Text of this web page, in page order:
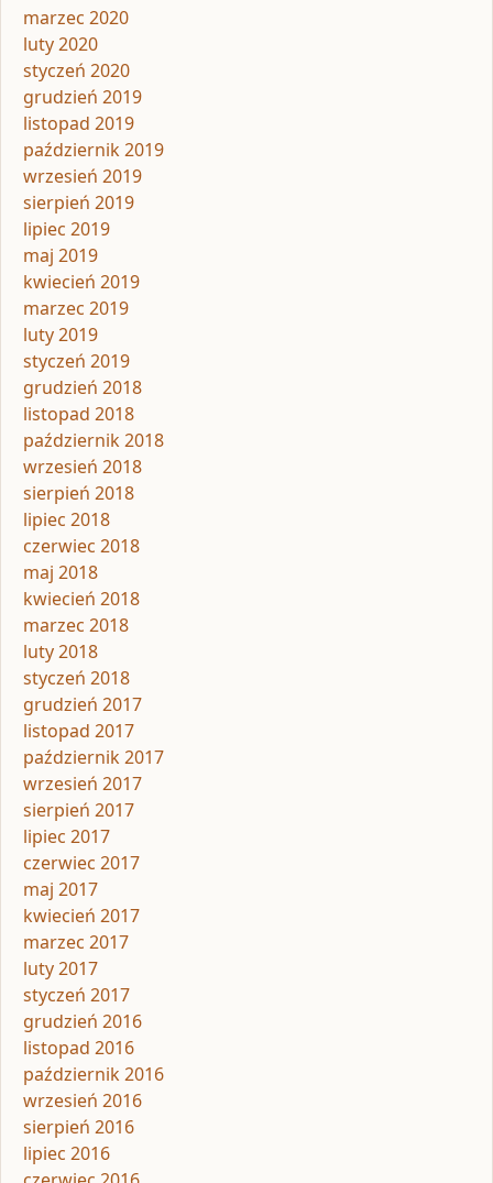
marzec 2020
luty 2020
styczeń 2020
grudzień 2019
listopad 2019
październik 2019
wrzesień 2019
sierpień 2019
lipiec 2019
maj 2019
kwiecień 2019
marzec 2019
luty 2019
styczeń 2019
grudzień 2018
listopad 2018
październik 2018
wrzesień 2018
sierpień 2018
lipiec 2018
czerwiec 2018
maj 2018
kwiecień 2018
marzec 2018
luty 2018
styczeń 2018
grudzień 2017
listopad 2017
październik 2017
wrzesień 2017
sierpień 2017
lipiec 2017
czerwiec 2017
maj 2017
kwiecień 2017
marzec 2017
luty 2017
styczeń 2017
grudzień 2016
listopad 2016
październik 2016
wrzesień 2016
sierpień 2016
lipiec 2016